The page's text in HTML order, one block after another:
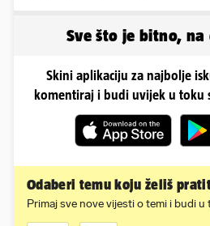
Sve što je bitno,
Skini aplikaciju za najbolje
komentiraj i budi uvijek u toku
Odaberi temu koju želiš
Primaj sve nove vijesti o temi i budi u